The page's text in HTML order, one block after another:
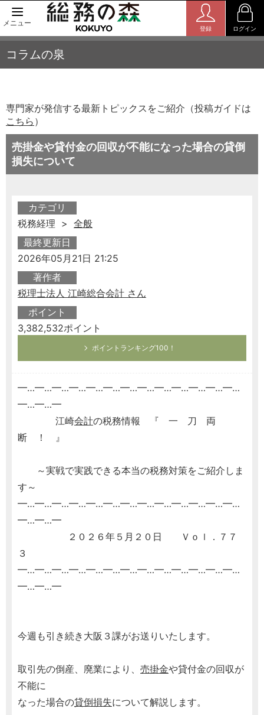
メニュー
登録 ログイン
コラムの泉
専門家が発信する最新トピックスをご紹介（投稿ガイドは
こちら ）
売掛金や貸付金の回収が不能になった場合の貸倒
損失について
カテゴリ
税務経理 > 全般
最終更新日
2026年05月21日 21:25
著作者
税理士法人 江崎総合会計 さん
ポイント
3,382,532ポイント
ポイントランキング100！
━…━…━…━…━…━…━…━…━…━…━…━…━…
━…━…━
江崎会計の税務情報 『 一 刀 両
断 ！ 』
～実戦で実践できる本当の税務対策をご紹介しま
す～
━…━…━…━…━…━…━…━…━…━…━…━…━…
━…━…━
２０２６年５月２０日 Ｖｏｌ．７７
３
━…━…━…━…━…━…━…━…━…━…━…━…━…
━…━…━
今週も引き続き大阪３課がお送りいたします。
取引先の倒産、廃業により、 売掛金や貸付金の回収が
不能に
なった場合の貸倒損失について解説します。